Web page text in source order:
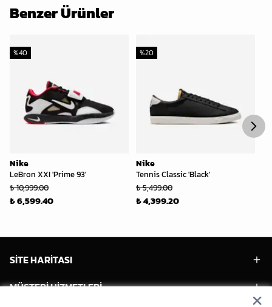
Benzer Ürünler
Nike
LeBron XXI 'Prime 93'
%40
₺ 10,999.00
₺ 6,599.40
Nike
Tennis Classic 'Black'
%20
₺ 5,499.00
₺ 4,399.20
SİTE HARİTASI
MÜŞTERİ HİZMETLERİ